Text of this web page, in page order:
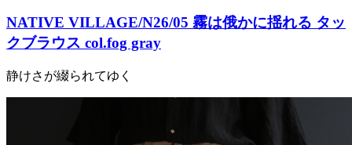
NATIVE VILLAGE/N26/05 霧は俄かに揺れる タッ
クブラウス col.fog gray
静けさが綴られてゆく